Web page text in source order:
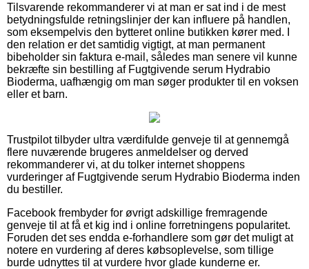
Tilsvarende rekommanderer vi at man er sat ind i de mest
betydningsfulde retningslinjer der kan influere på handlen,
som eksempelvis den bytteret online butikken kører med. I
den relation er det samtidig vigtigt, at man permanent
bibeholder sin faktura e-mail, således man senere vil kunne
bekræfte sin bestilling af Fugtgivende serum Hydrabio
Bioderma, uafhængig om man søger produkter til en voksen
eller et barn.
Trustpilot tilbyder ultra værdifulde genveje til at gennemgå
flere nuværende brugeres anmeldelser og derved
rekommanderer vi, at du tolker internet shoppens
vurderinger af Fugtgivende serum Hydrabio Bioderma inden
du bestiller.
Facebook frembyder for øvrigt adskillige fremragende
genveje til at få et kig ind i online forretningens popularitet.
Foruden det ses endda e-forhandlere som gør det muligt at
notere en vurdering af deres købsoplevelse, som tillige
burde udnyttes til at vurdere hvor glade kunderne er.